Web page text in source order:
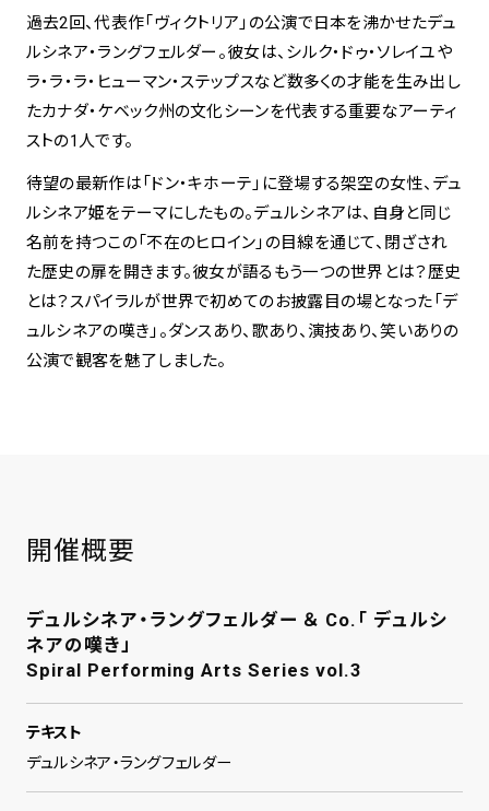
Spiral Rendezvous Store
spiral art gallery 名古屋
松坂屋
MoN Shop by Spiral
MoN Kitchen by Spiral
過去2回、代表作「ヴィクトリア」の公演で日本を沸かせたデュ
ルシネア・ラングフェルダー。彼女は、シルク・ドゥ・ソレイユや
ラ・ラ・ラ・ヒューマン・ステップスなど数多くの才能を生み出し
たカナダ・ケベック州の文化シーンを代表する重要なアーティ
ストの1人です。
待望の最新作は「ドン・キホーテ」に登場する架空の女性、デュ
ルシネア姫をテーマにしたもの。デュルシネアは、自身と同じ
名前を持つこの「不在のヒロイン」の目線を通じて、閉ざされ
た歴史の扉を開きます。彼女が語るもう一つの世界とは？歴史
とは？スパイラルが世界で初めてのお披露目の場となった「デ
ュルシネアの嘆き」。ダンスあり、歌あり、演技あり、笑いありの
公演で観客を魅了しました。
開催概要
デュルシネア・ラングフェルダー ＆ Co.「 デュルシ
ネアの嘆き」
Spiral Performing Arts Series vol.3
テキスト
デュルシネア・ラングフェルダー